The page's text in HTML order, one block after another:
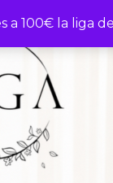
a 100€ la liga